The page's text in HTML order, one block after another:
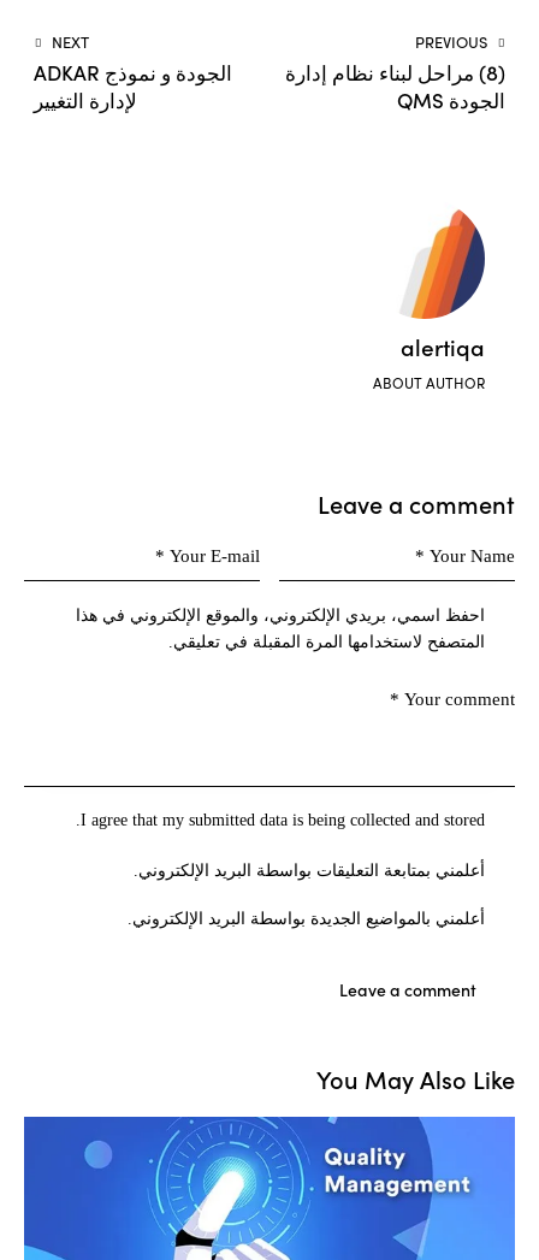
PREVIOUS
(8) مراحل لبناء نظام إدارة
الجودة QMS
NEXT
الجودة و نموذج ADKAR
لإدارة التغيير
alertiqa
ABOUT AUTHOR
Leave a comment
احفظ اسمي، بريدي الإلكتروني، والموقع الإلكتروني في هذا
المتصفح لاستخدامها المرة المقبلة في تعليقي.
I agree that my submitted data is being collected and stored.
أعلمني بمتابعة التعليقات بواسطة البريد الإلكتروني.
أعلمني بالمواضيع الجديدة بواسطة البريد الإلكتروني.
You May Also Like